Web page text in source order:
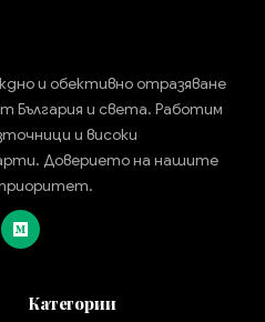
и обективно отразяване
България и света. Работим
и високи
Доверието на нашите
Категории